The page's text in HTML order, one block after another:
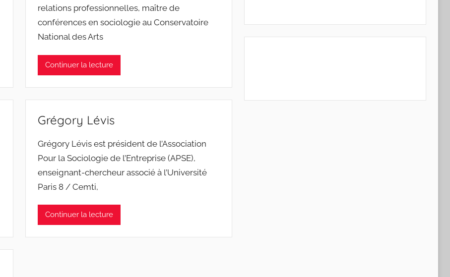
relations professionnelles, maître de
conférences en sociologie au Conservatoire
National des Arts
Continuer la lecture
Grégory Lévis
Grégory Lévis est président de l’Association
Pour la Sociologie de l’Entreprise (APSE),
enseignant-chercheur associé à l’Université
Paris 8 / Cemti,
Continuer la lecture